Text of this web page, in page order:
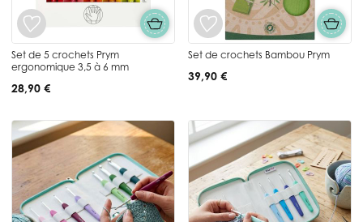
Set de 5 crochets Prym
ergonomique 3,5 à 6 mm
28,90 €
Set de crochets Bambou Prym
39,90 €